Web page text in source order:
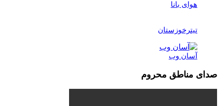
هوای بانا
تیترخوزستان
آسان وب
صدای مناطق محروم